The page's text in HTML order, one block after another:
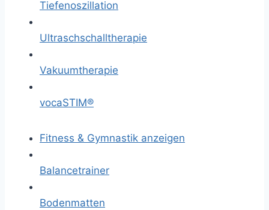
Tiefenoszillation
Ultraschschalltherapie
Vakuumtherapie
vocaSTIM®
Fitness & Gymnastik anzeigen
Balancetrainer
Bodenmatten